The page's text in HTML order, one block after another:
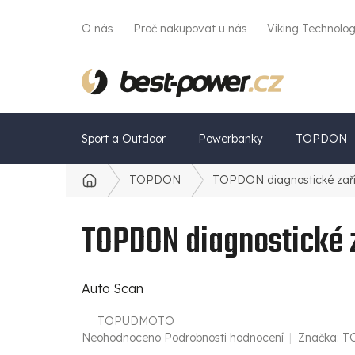
O nás Proč nakupovat u nás Viking
Sport a Outdoor Powerbanky TOPDON
Domů TOPDON TOPDON diagnostické
TOPDON
Auto Scan
TOPUDMOTO
Průměrné
Neohodnoceno Podrobnosti hodnocení Značka: